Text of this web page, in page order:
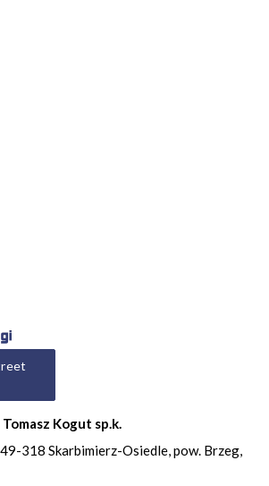
Kogut sp.k.
49-318 Skarbimierz-Osiedle, pow. Brzeg,